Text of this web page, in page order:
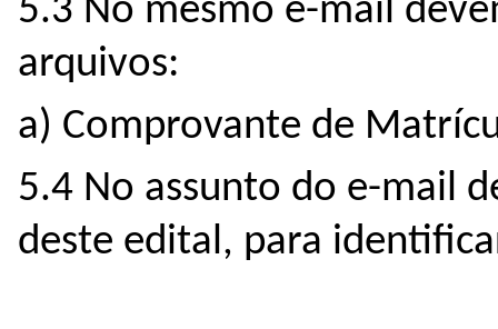
5.3 No mesmo e-mail
arquivos:
a) Comprovante de
5.4 No assunto do e-mail
deste edital, para